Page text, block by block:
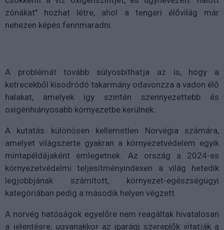
zónákat" hozhat létre, ahol a tengeri élővilág már
nehezen képes fennmaradni.
A problémát tovább súlyosbíthatja az is, hogy a
ketrecekből kisodródó takarmány odavonzza a vadon élő
halakat, amelyek így szintén szennyezettebb és
oxigénhiányosabb környezetbe kerülnek.
A kutatás különösen kellemetlen Norvégia számára,
amelyet világszerte gyakran a környezetvédelem egyik
mintapéldájaként emlegetnek. Az ország a 2024-es
környezetvédelmi teljesítményindexen a világ hetedik
legjobbjának számított, környezet-egészségügyi
kategóriában pedig a második helyen végzett.
A norvég hatóságok egyelőre nem reagáltak hivatalosan
a jelentésre, ugyanakkor az iparági szereplők vitatják a